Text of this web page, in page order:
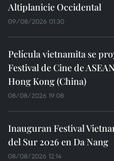
Altiplanicie Occidental
09/08/2026 01:30
Película vietnamita se
Festival de Cine de
Hong Kong (China)
08/08/2026 19:08
Inauguran Festival
del Sur 2026 en Da Nang
08/08/2026 12:14